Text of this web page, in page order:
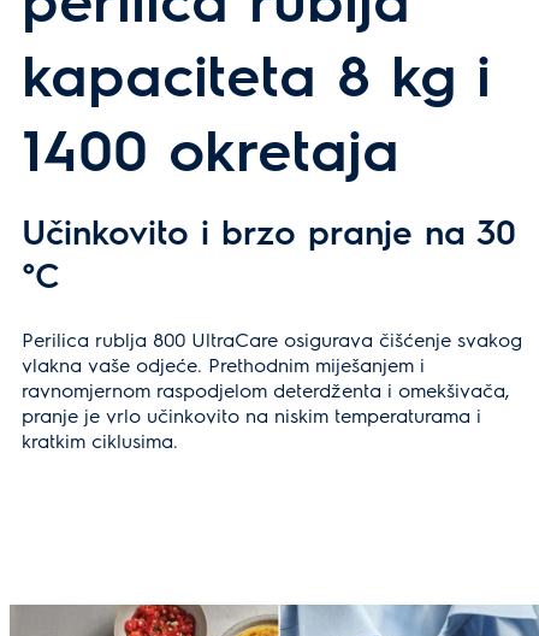
kapaciteta 8 kg i
1400 okretaja
Učinkovito i brzo pranje na 30
°C
Perilica rublja 800 UltraCare osigurava čišćenje svakog
vlakna vaše odjeće. Prethodnim miješanjem i
ravnomjernom raspodjelom deterdženta i omekšivača,
pranje je vrlo učinkovito na niskim temperaturama i
kratkim ciklusima.